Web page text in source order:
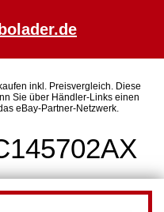
inkl. Preisvergleich. Diese
Sie über Händler-Links einen
eBay-Partner-Netzwerk.